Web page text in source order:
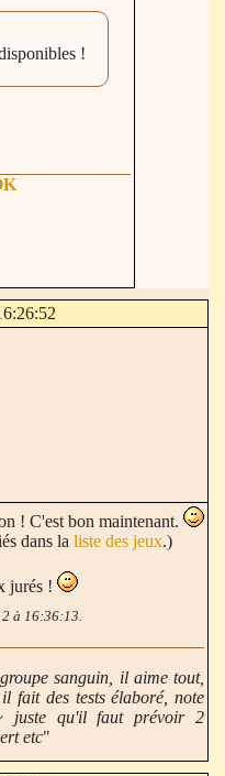
!
! C'est bon maintenant.
dans la liste des jeux.)
jurés !
à 16:36:13.
sanguin, il aime tout,
fait des tests élaboré, note
juste qu'il faut prévoir 2
etc"